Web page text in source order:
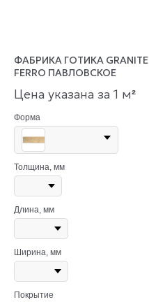
ФАБРИКА ГОТИКА GRANITE
FERRO ПАВЛОВСКОЕ
Цена указана за 1 м²
Форма
Толщина, мм
Длина, мм
Ширина, мм
Покрытие